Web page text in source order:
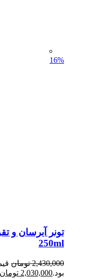
16%
تونر آبرسان و
250ml
2,430,000 تومان
بود.2,030,000 تومان